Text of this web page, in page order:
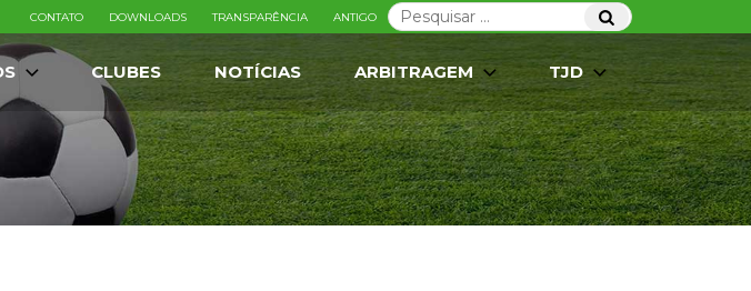
Pesquisar
por:
Pesquisar
CONTATO DOWNLOADS TRANSPARÊNCIA ANTIGO
CLUBES NOTÍCIAS ARBITRAGEM TJD